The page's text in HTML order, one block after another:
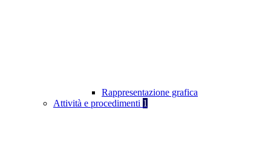
Rappresentazione grafica
Attività e procedimenti 1